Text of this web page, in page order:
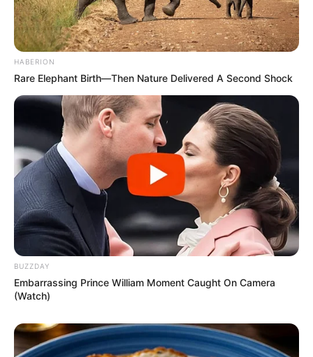
HABERION
Rare Elephant Birth—Then Nature Delivered A Second Shock
BUZZDAY
Embarrassing Prince William Moment Caught On Camera
(Watch)